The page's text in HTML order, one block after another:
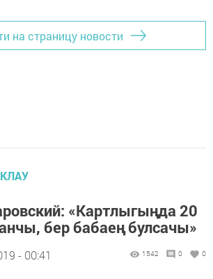
на страницу новости
«Картлыгыңда 20
бер бабаең булсачы»
- 00:41 1542 0 0